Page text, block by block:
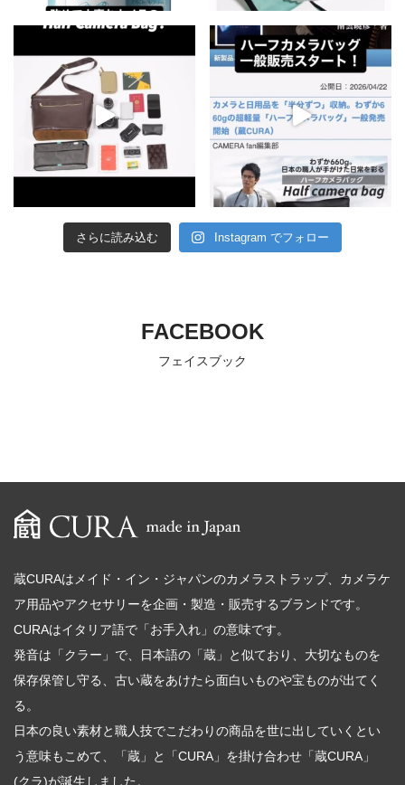
さらに読み込む Instagram でフォロー
FACEBOOK
フェイスブック
蔵CURAはメイド・イン・ジャパンのカメラストラップ、カメラケ
ア用品やアクセサリーを企画・製造・販売するブランドです。
CURAはイタリア語で「お手入れ」の意味です。
発音は「クラー」で、日本語の「蔵」と似ており、大切なものを
保存保管し守る、古い蔵をあけたら面白いものや宝ものが出てく
る。
日本の良い素材と職人技でこだわりの商品を世に出していくとい
う意味もこめて、「蔵」と「CURA」を掛け合わせ「蔵CURA」
(クラ)が誕生しました。